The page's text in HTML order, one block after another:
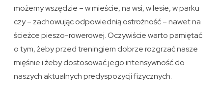
możemy wszędzie – w mieście, na wsi, w lesie, w parku
czy – zachowując odpowiednią ostrożność – nawet na
ścieżce pieszo-rowerowej. Oczywiście warto pamiętać
o tym, żeby przed treningiem dobrze rozgrzać nasze
mięśnie i żeby dostosować jego intensywność do
naszych aktualnych predyspozycji fizycznych.